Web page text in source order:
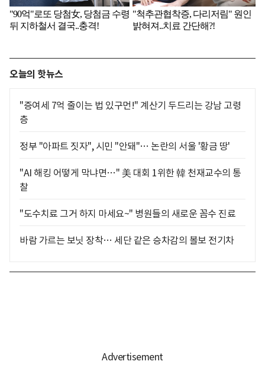
오늘의 핫뉴스
"증여세 7억 줄이는 법 있구먼!" 계산기 두드리는 강남 고령
층
정부 "아파트 짓자", 시민 "안돼"… 논란의 서울 '황금 땅'
"AI 해킹 어떻게 막냐면…" 美 대회 1위한 韓 천재교수의 통
찰
"도수치료 그거 하지 마세요~" 병원들의 새로운 꼼수 진료
바람 가르는 보닛 장착… 세단 같은 승차감의 볼보 전기차